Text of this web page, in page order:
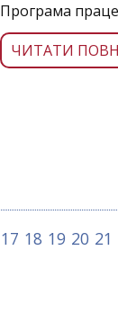
Програма
ЧИТАТИ
17 18 19 20 21